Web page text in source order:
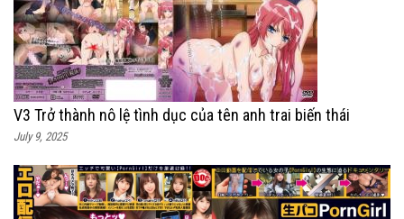
V3 Trở thành nô lệ tình dục của tên anh trai biến thái
July 9, 2025